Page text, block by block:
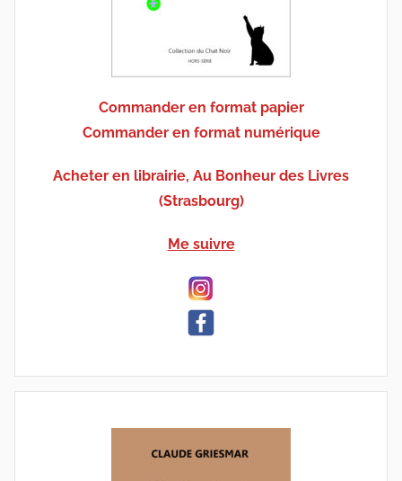
Commander en format papier
Commander en format numérique
Acheter en librairie, Au Bonheur des Livres
(Strasbourg)
Me suivre